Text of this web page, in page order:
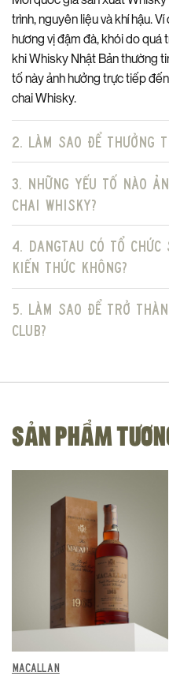
trình, nguyên liệu và khí hậu.
hương vị đậm đà, khói do quá
khi Whisky Nhật Bản thường
tố này ảnh hưởng trực tiếp
chai Whisky.
2. Làm sao để thưởng
3. Những yếu tố nào
chai Whisky?
4. DangTau có tổ
kiến thức không?
5. Làm sao để trở
Club?
SẢN PHẨM
MACALLAN